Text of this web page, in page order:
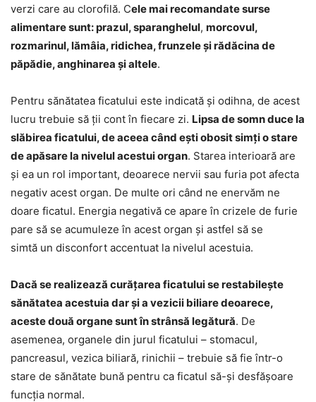
verzi care au clorofilă. Cele mai recomandate surse
alimentare sunt: prazul, sparanghelul, morcovul,
rozmarinul, lămâia, ridichea, frunzele și rădăcina de
păpădie, anghinarea și altele.
Pentru sănătatea ficatului este indicată și odihna, de acest
lucru trebuie să ții cont în fiecare zi. Lipsa de somn duce la
slăbirea ficatului, de aceea când ești obosit simți o stare
de apăsare la nivelul acestui organ. Starea interioară are
și ea un rol important, deoarece nervii sau furia pot afecta
negativ acest organ. De multe ori când ne enervăm ne
doare ficatul. Energia negativă ce apare în crizele de furie
pare să se acumuleze în acest organ și astfel să se
simtă un disconfort accentuat la nivelul acestuia.
Dacă se realizează curățarea ficatului se restabilește
sănătatea acestuia dar și a vezicii biliare deoarece,
aceste două organe sunt în strânsă legătură. De
asemenea, organele din jurul ficatului – stomacul,
pancreasul, vezica biliară, rinichii – trebuie să fie într-o
stare de sănătate bună pentru ca ficatul să-și desfășoare
funcția normal.